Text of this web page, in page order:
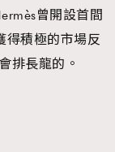
曾開設首間
得積極的市場反
排長龍的。